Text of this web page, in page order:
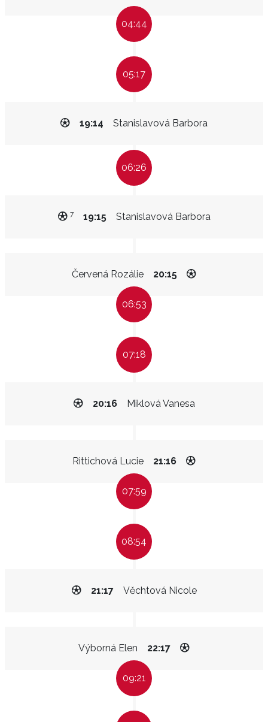
04:44
05:17
Stanislavová Barbora
19:14
06:26
Stanislavová Barbora
19:15
7
Červená Rozálie 20:15
06:53
07:18
Miklová Vanesa
20:16
Rittichová Lucie 21:16
07:59
08:54
Věchtová Nicole
21:17
Výborná Elen 22:17
09:21